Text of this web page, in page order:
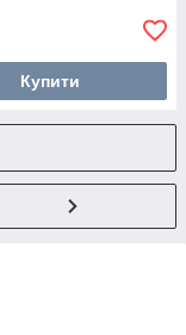
Купити